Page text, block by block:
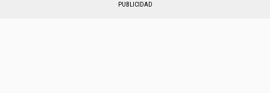
PUBLICIDAD